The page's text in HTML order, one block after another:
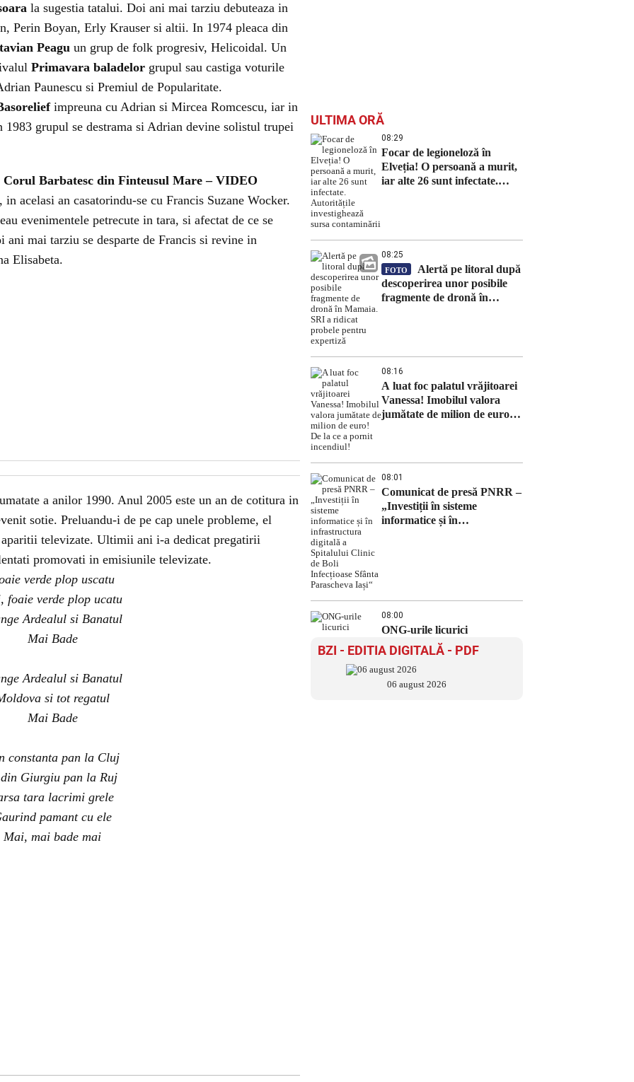
la sugestia tatalui. Doi ani mai tarziu debuteaza in
Perin Boyan, Erly Krauser si altii. In 1974 pleaca din
Peagu un grup de folk progresiv, Helicoidal. Un
Primavara baladelor grupul sau castiga voturile
Paunescu si Premiul de Popularitate.
impreuna cu Adrian si Mircea Romcescu, iar in
1983 grupul se destrama si Adrian devine solistul trupei
Barbatesc din Finteusul Mare – VIDEO
acelasi an casatorindu-se cu Francis Suzane Wocker.
evenimentele petrecute in tara, si afectat de ce se
ani mai tarziu se desparte de Francis si revine in
Elisabeta.
a anilor 1990. Anul 2005 este un an de cotitura in
sotie. Preluandu-i de pe cap unele probleme, el
televizate. Ultimii ani i-a dedicat pregatirii
promovati in emisiunile televizate.
verde plop uscatu
foaie verde plop ucatu
Ardealul si Banatul
Mai Bade
Ardealul si Banatul
si tot regatul
Mai Bade
constanta pan la Cluj
Giurgiu pan la Ruj
tara lacrimi grele
pamant cu ele
Mai, mai bade mai
ULTIMA ORĂ
08:29
Focar de legioneloză în
Elveția! O persoană a murit,
iar alte 26 sunt infectate.
08:25
FOTO
Alertă pe litoral după
descoperirea unor posibile
fragmente de dronă în
08:16
A luat foc palatul vrăjitoarei
Vanessa! Imobilul valora
jumătate de milion de euro!
08:01
Comunicat de presă PNRR –
„Investiții în sisteme
informatice și în
08:00
ONG-urile licurici
BZI - EDITIA DIGITALĂ - PDF
06 august 2026